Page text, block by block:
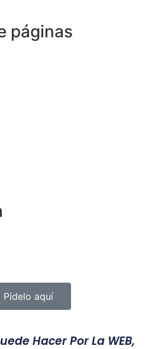
páginas
Pídelo aquí
Hacer Por La WEB,